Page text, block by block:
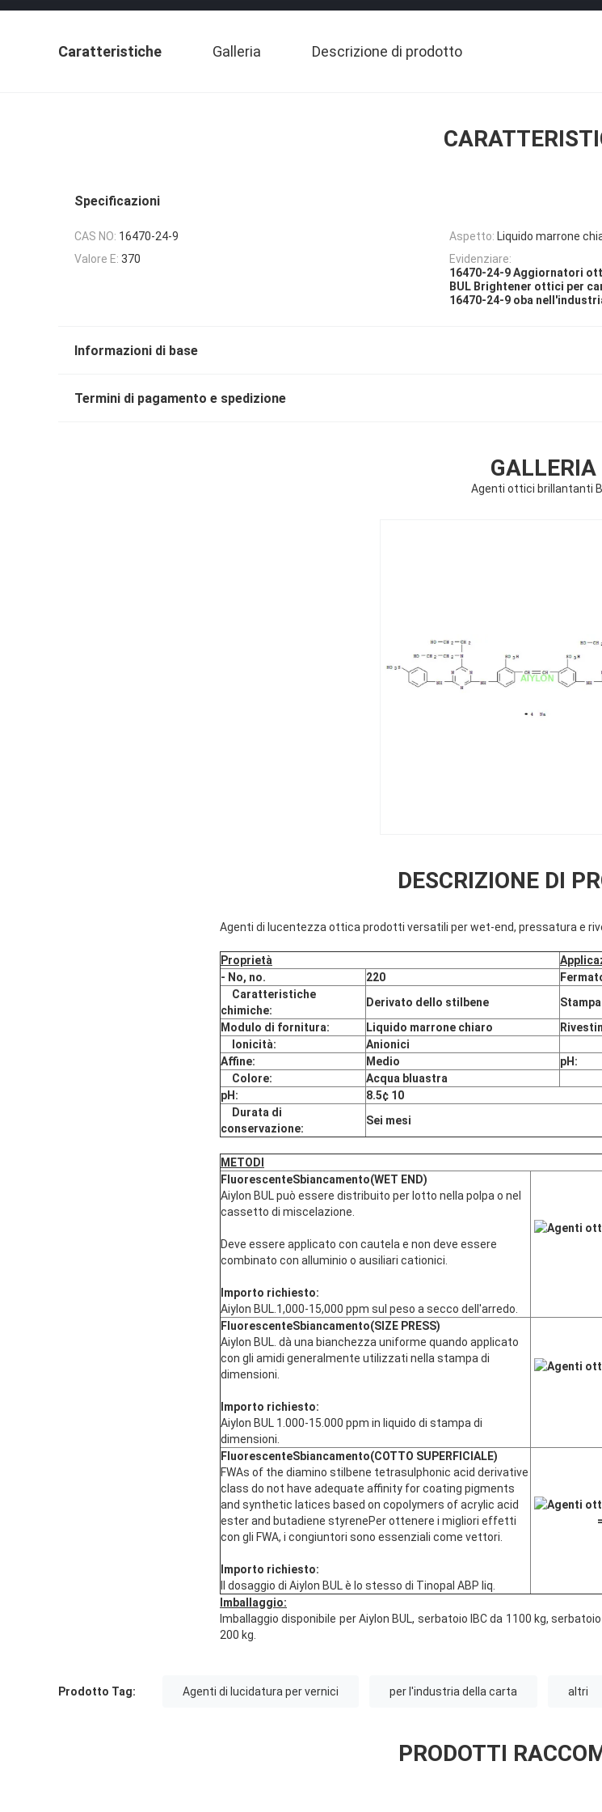
Caratteristiche Galleria Descrizione di prodotto
Specificazioni
CAS NO: 16470-24-9 Aspetto: Liquido marrone
Valore E: 370
Evidenziare:
16470-24-9 Aggiornatori
BUL Brightener ottici per
16470-24-9 oba
Informazioni di base
Termini di pagamento e spedizione
GALLERIA
Agenti ottici brillantanti
DESCRIZIONE DI
Agenti di lucentezza ottica prodotti versatili per wet-end, pressatura e
Proprietà
- No, no.
220
Caratteristiche
chimiche:
Derivato dello stilbene
Modulo di fornitura:
Liquido marrone chiaro
Ionicità:
Anionici
Affine:
Medio pH:
Colore:
Acqua bluastra
pH:
8.5¢ 10
Durata di
conservazione:
Sei mesi
METODI
FluorescenteSbiancamento(WET END)
Aiylon BUL può essere distribuito per lotto nella polpa o nel
cassetto di miscelazione.
Deve essere applicato con cautela e non deve essere
combinato con alluminio o ausiliari cationici.
Importo richiesto:
Aiylon BUL.1,000-15,000 ppm sul peso a secco dell'arredo.
FluorescenteSbiancamento(SIZE PRESS)
Aiylon BUL. dà una bianchezza uniforme quando applicato
con gli amidi generalmente utilizzati nella stampa di
dimensioni.
Importo richiesto:
Aiylon BUL 1.000-15.000 ppm in liquido di stampa di
dimensioni.
FluorescenteSbiancamento(COTTO SUPERFICIALE)
FWAs of the diamino stilbene tetrasulphonic acid derivative
class do not have adequate affinity for coating pigments
and synthetic latices based on copolymers of acrylic acid
ester and butadiene styrenePer ottenere i migliori effetti
con gli FWA, i congiuntori sono essenziali come vettori.
Importo richiesto:
Il dosaggio di Aiylon BUL è lo stesso di Tinopal ABP liq.
Imballaggio:
Imballaggio disponibile per Aiylon BUL, serbatoio IBC da 1100 kg,
200 kg.
Prodotto Tag: Agenti di lucidatura per vernici per l'industria della carta altri
PRODOTTI